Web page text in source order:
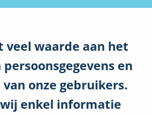
veel waarde aan het
en
onze gebruikers.
enkel informatie